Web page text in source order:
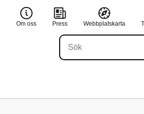
Om oss Press Webbplatskarta